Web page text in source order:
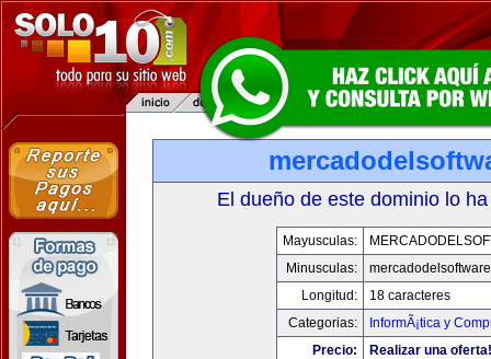
El dueño de este dominio lo
Mayusculas:
Minusculas:
Longitud:
18 caracteres
Categorias:
InformÃ¡tica y
Precio:
Realizar una oferta!